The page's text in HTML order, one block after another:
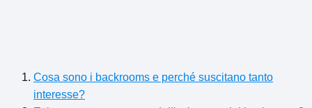
Cosa sono i backrooms e perché suscitano tanto
interesse?